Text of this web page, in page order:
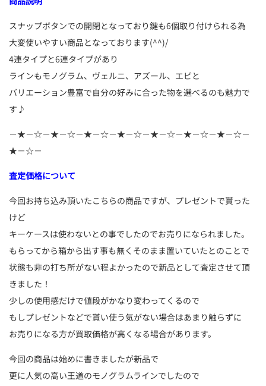
スナップボタンでの開閉となっており鍵も6個取り付けられる為
大変使いやすい商品となっております(^^)/
4連タイプと6連タイプがあり
ラインもモノグラム、ヴェルニ、アズール、エピと
バリエーション豊富で自分の好みに合った物を選べるのも魅力で
す♪
－★－☆－★－☆－★－☆－★－☆－★－☆－★－☆－★－☆－
★－☆－
査定価格について
今回お持ち込み頂いたこちらの商品ですが、プレゼントで貰った
けど
キーケースは使わないとの事でしたのでお売りになられました。
もらってから箱から出す事も無くそのまま置いていたとのことで
状態も非の打ち所がない程よかったので新品として査定させて頂
きました！
少しの使用感だけで値段がかなり変わってくるので
もしプレゼントなどで貰い使う気がない場合はあまり触らずに
お売りになる方が買取価格が高くなる場合があります。
今回の商品は始めに書きましたが新品で
更に人気の高い王道のモノグラムラインでしたので